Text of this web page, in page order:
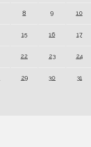
8 9 10
15 16 17
22 23 24
29 30 31